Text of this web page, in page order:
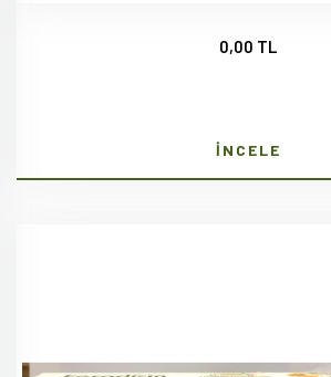
0,00 TL
İNCELE